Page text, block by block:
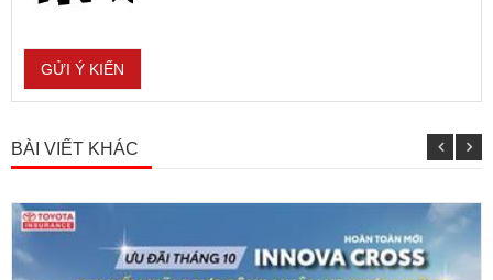
BÀI VIẾT KHÁC